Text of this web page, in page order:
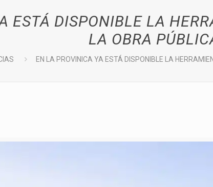
ESTÁ DISPONIBLE LA
LA OBRA
EN LA PROVINICA YA ESTÁ DISPONIBLE LA